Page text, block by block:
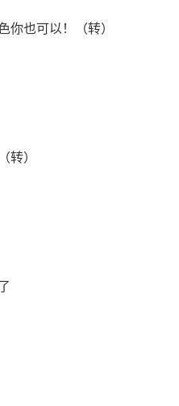
你也可以！（转）
转）